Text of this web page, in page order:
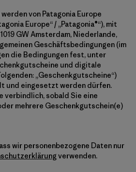
von Patagonia Europe
Europe“ / „Patagonia®“), mit
GW Amsterdam, Niederlande,
Geschäftsbedingungen (im
die Bedingungen fest, unter
und digitale
„Geschenkgutscheine“)
und eingesetzt werden dürfen.
verbindlich, sobald Sie eine
mehrere Geschenkgutschein(e)
wir personenbezogene Daten nur
verwenden.